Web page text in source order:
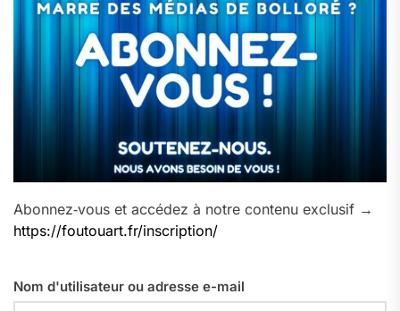
Abonnez‑vous et accédez à notre contenu exclusif →
https://foutouart.fr/inscription/
Nom d'utilisateur ou adresse e-mail